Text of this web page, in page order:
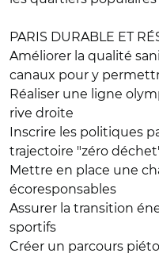
PARIS DURABLE ET
Améliorer la qualité
canaux pour y
Réaliser une ligne
rive droite
Inscrire les politiques
trajectoire "zéro
Mettre en place une
écoresponsables
Assurer la transition
sportifs
Créer un parcours